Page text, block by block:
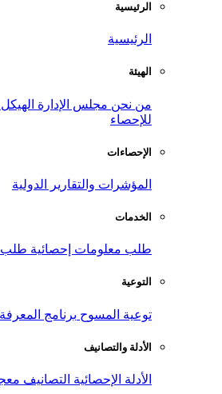
الرئيسية
الرئيسية
الهيئة
من نحن مجلس الإدارة
للإحصاء
الإحصاءات
المؤشرات والتقارير الدولية
الخدمات
طلب معلومات إحصائية طلب
التوعية
توعية المسوح برنامج
الأدلة والتصانيف
الأدلة الإحصائية التصانيف